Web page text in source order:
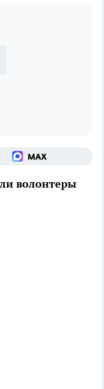
волонтеры